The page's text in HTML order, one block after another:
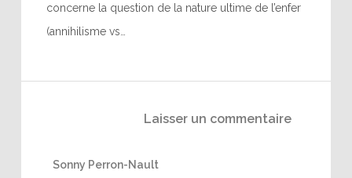
concerne la question de la nature ultime de l’enfer
(annihilisme vs…
Laisser un commentaire
Sonny Perron-Nault